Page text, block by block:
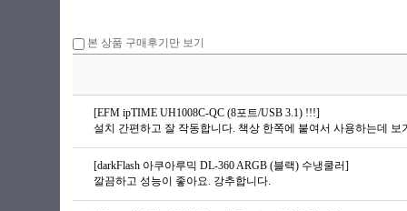
본 상품 구매후기만 보기
[EFM ipTIME UH1008C-QC (8포트/USB 3.1) !!!]
설치 간편하고 잘 작동합니다. 책상 한쪽에 붙여서 사용하는데
[darkFlash 아쿠아루믹 DL-360 ARGB (블랙) 수냉쿨러]
깔끔하고 성능이 좋아요. 강추합니다.